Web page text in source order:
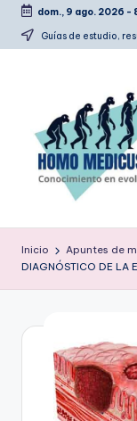
Saltar
dom., 9 ago. 2026 -
Guías de estudio,
o
m
estudio,
Inicio Apuntes de
DIAGNÓSTICO DE LA